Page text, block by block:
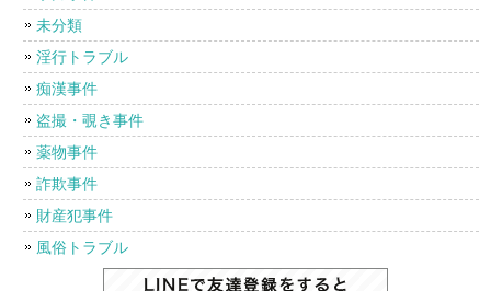
未分類
淫行トラブル
痴漢事件
盗撮・覗き事件
薬物事件
詐欺事件
財産犯事件
風俗トラブル